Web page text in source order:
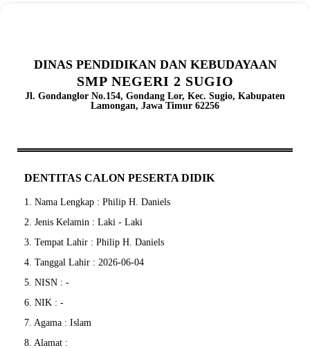
DINAS PENDIDIKAN DAN KEBUDAYAAN
SMP NEGERI 2 SUGIO
Jl. Gondanglor No.154, Gondang Lor, Kec. Sugio, Kabupaten
Lamongan, Jawa Timur 62256
DENTITAS CALON PESERTA DIDIK
1. Nama Lengkap : Philip H. Daniels
2. Jenis Kelamin : Laki - Laki
3. Tempat Lahir : Philip H. Daniels
4. Tanggal Lahir : 2026-06-04
5. NISN : -
6. NIK : -
7. Agama : Islam
8. Alamat :